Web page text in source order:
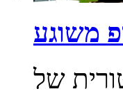
משוגע